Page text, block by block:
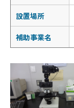
設置場所
補助事業名